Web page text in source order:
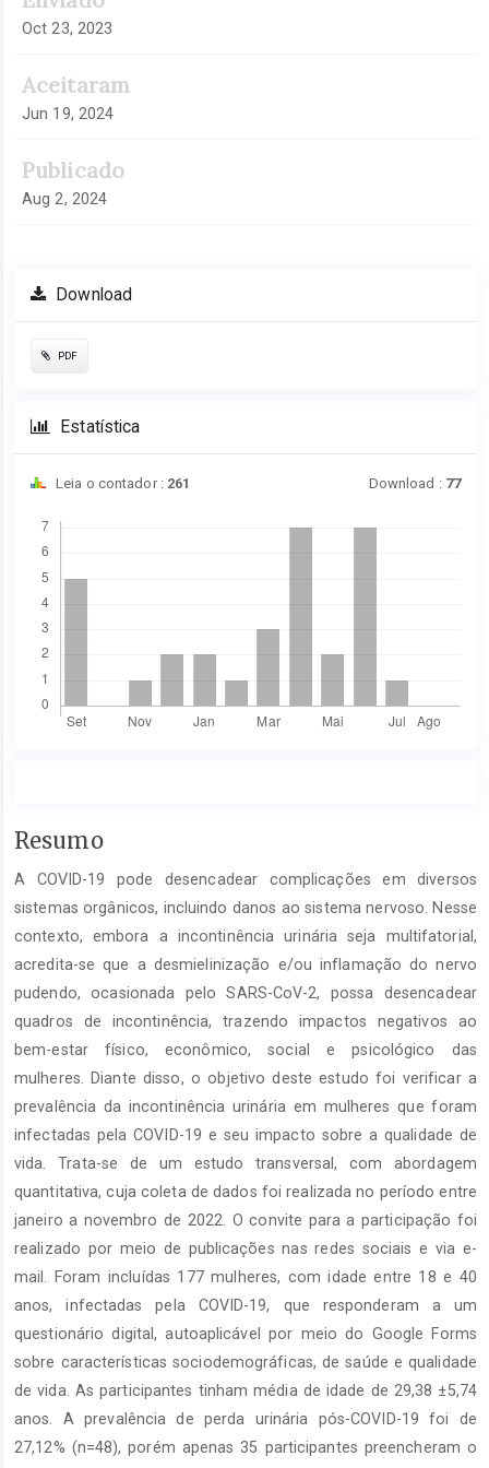
Oct 23, 2023
Aceitaram
Jun 19, 2024
Publicado
Aug 2, 2024
Download
PDF
Estatística
Leia o contador : 261 Download : 77
Conteúdo
artigo
principal
Resumo
A COVID-19 pode desencadear complicações em diversos
sistemas orgânicos, incluindo danos ao sistema nervoso. Nesse
contexto, embora a incontinência urinária seja multifatorial,
acredita-se que a desmielinização e/ou inflamação do nervo
pudendo, ocasionada pelo SARS-CoV-2, possa desencadear
quadros de incontinência, trazendo impactos negativos ao
bem-estar físico, econômico, social e psicológico das
mulheres. Diante disso, o objetivo deste estudo foi verificar a
prevalência da incontinência urinária em mulheres que foram
infectadas pela COVID-19 e seu impacto sobre a qualidade de
vida. Trata-se de um estudo transversal, com abordagem
quantitativa, cuja coleta de dados foi realizada no período entre
janeiro a novembro de 2022. O convite para a participação foi
realizado por meio de publicações nas redes sociais e via e-
mail. Foram incluídas 177 mulheres, com idade entre 18 e 40
anos, infectadas pela COVID-19, que responderam a um
questionário digital, autoaplicável por meio do Google Forms
sobre características sociodemográficas, de saúde e qualidade
de vida. As participantes tinham média de idade de 29,38 ±5,74
anos. A prevalência de perda urinária pós-COVID-19 foi de
27,12% (n=48), porém apenas 35 participantes preencheram o